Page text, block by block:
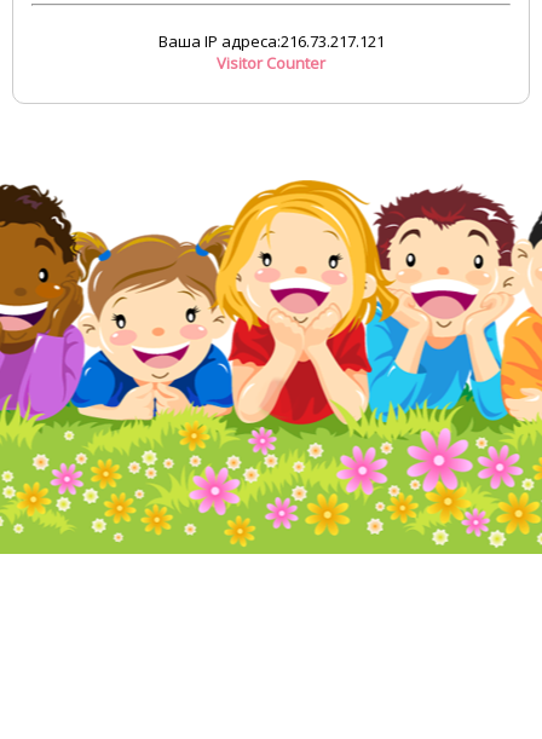
Ваша IP адреса:216.73.217.121
Visitor Counter